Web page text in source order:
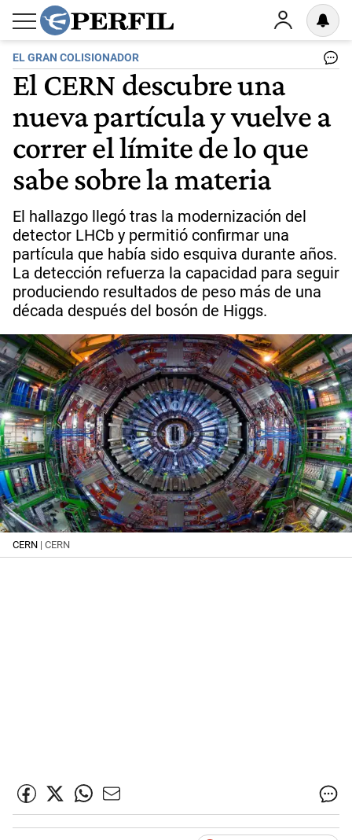
EL GRAN COLISIONADOR
El CERN descubre una
nueva partícula y vuelve a
correr el límite de lo que
sabe sobre la materia
El hallazgo llegó tras la modernización del
detector LHCb y permitió confirmar una
partícula que había sido esquiva durante años.
La detección refuerza la capacidad para seguir
produciendo resultados de peso más de una
década después del bosón de Higgs.
CERN | CERN